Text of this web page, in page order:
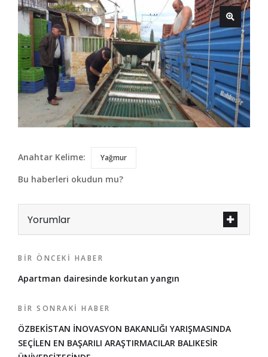
Anahtar Kelime: Yağmur
Bu haberleri okudun mu?
Yorumlar
BIR ÖNCEKI HABER
Apartman dairesinde korkutan yangın
BIR SONRAKI HABER
ÖZBEKİSTAN İNOVASYON BAKANLIĞI YARIŞMASINDA
SEÇİLEN EN BAŞARILI ARAŞTIRMACILAR BALIKESİR